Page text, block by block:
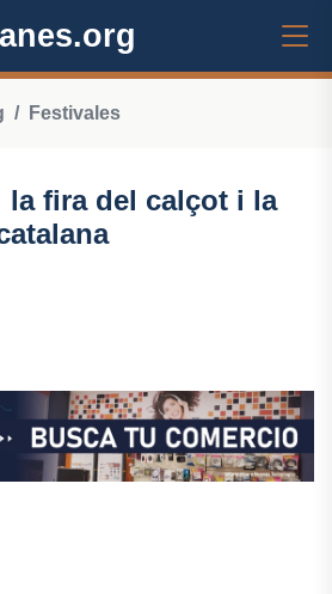
Festivales
la fira del calçot i la